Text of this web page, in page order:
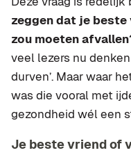
zeggen dat je
zou moeten
veel lezers nu
durven’. Maar waar
was die vooral met
gezondheid wél een
Je beste vriend of